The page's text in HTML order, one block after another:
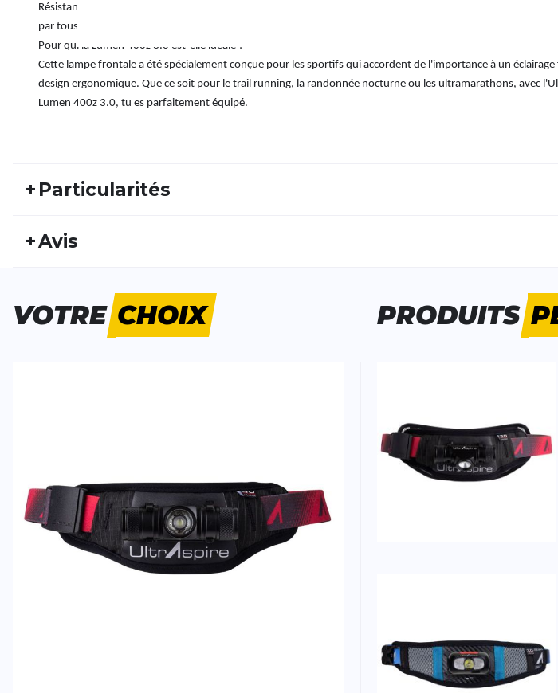
Résistance aux intempéries : qu'il pleuve ou qu'elle transpire, l'étanchéité IPX4 permet à la lampe de rester
par tous les temps.
Pour qui la Lumen 400z 3.0 est-elle idéale ?
Cette lampe frontale a été spécialement conçue pour les sportifs qui accordent de l'importance à un éclairage
design ergonomique. Que ce soit pour le trail running, la randonnée nocturne ou les ultramarathons, avec
Lumen 400z 3.0, tu es parfaitement équipé.
+ Particularités
Type
+Avis
Ca a plus, c'est arrivé en bon état
Moi 09/01/2026
Evaluation du produit
Nom
Nom
Titre de votre avis
Titre de votre avis
VOTRECHOIX PRODUITS